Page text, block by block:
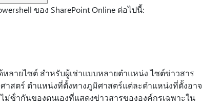
ของ SharePoint Online ต่อไปนี้:
ลายไซต์ สําหรับผู้เช่าแบบหลายตําแหน่ง ไซต์ข่าวสาร
สตร์ ตําแหน่งที่ตั้งทางภูมิศาสตร์แต่ละตําแหน่งที่ตั้งอาจ
ซ้ํากันของตนเองที่แสดงข่าวสารขององค์กรเฉพาะใน